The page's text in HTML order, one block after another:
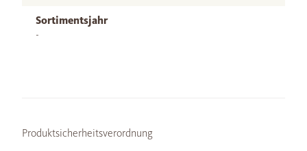
Sortimentsjahr
-
Produktsicherheitsverordnung